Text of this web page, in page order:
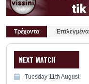
Τρέχοντα Επιλεγμένα
NEXT MATCH
Tuesday 11th August